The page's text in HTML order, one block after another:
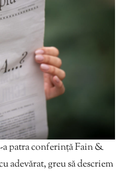
a patra conferință Fain &
adevărat, greu să descriem